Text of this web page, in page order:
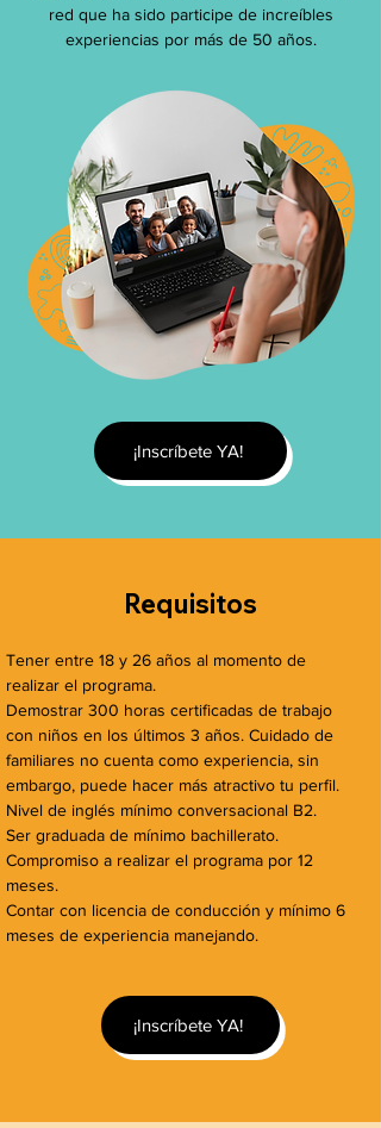
red que ha sido participe de increíbles
experiencias por más de 50 años.
¡Inscríbete YA!
Requisitos
Tener entre 18 y 26 años al momento de
realizar el programa.
Demostrar 300 horas certificadas de trabajo
con niños en los últimos 3 años. Cuidado de
familiares no cuenta como experiencia, sin
embargo, puede hacer más atractivo tu perfil.
Nivel de inglés mínimo conversacional B2.
Ser graduada de mínimo bachillerato.
Compromiso a realizar el programa por 12
meses.
Contar con licencia de conducción y mínimo 6
meses de experiencia manejando.
¡Inscríbete YA!